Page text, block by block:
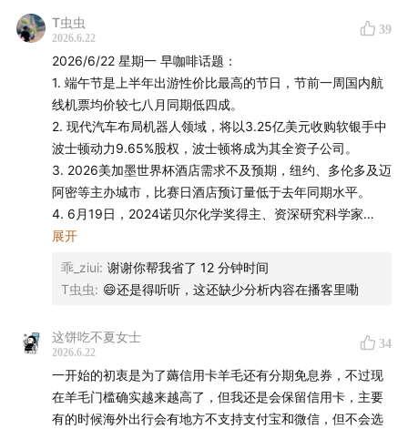
实习研究员：雷普利
运营：George
声音设计：沁茗
封面设计：饭团
营销内容策划：beibei
商业内容策划：茹雪、幸倍
声动活泼商业化小队：新新、秋杰、琳琳、迪卡
链接直达声动商务会客厅
business@shengfm.cn 联系我们；
加入我们：声动活泼目前开放内容监制、商业发展等全职
T虫虫
2026.6.22
39
2026/6/22 星期一 早咖啡话题：
1. 端午节是上半年出游性价比最高的节日，节前一周国内航
线机票均价较七八月同期低四成。
2. 现代汽车布局机器人领域，将以3.25亿美元收购软银手中
波士顿动力9.65%股权，波士顿将成为其全资子公司。
3. 2026美加墨世界杯酒店需求不及预期，纽约、多伦多及迈
阿密等主办城市，比赛日酒店预订量低于去年同期水平。
4. 6月19日，2024诺贝尔化学奖得主、资深研究科学家
John Jumper宣布将离开Google DeepMind，加入AI初创公
5. 为什么现如今使用信用卡的人会越来越少：
①信用卡失去了支付入口的优势。
务。
③监管和银行自身都在给信用卡业务降温。
（如有误请纠正，谢谢）
展开
乖_ziui: 谢谢你帮我省了 12 分钟时间
T虫虫: 😄还是得听听，这还缺少分析内容在播客里嘞
这饼吃不夏女士
2026.6.22
34
一开始的初衷是为了薅信用卡羊毛还有分期免息券，不过现
在羊毛门槛确实越来越高了，但我还是会保留信用卡，主要
有的时候海外出行会有地方不支持支付宝和微信，但不会选